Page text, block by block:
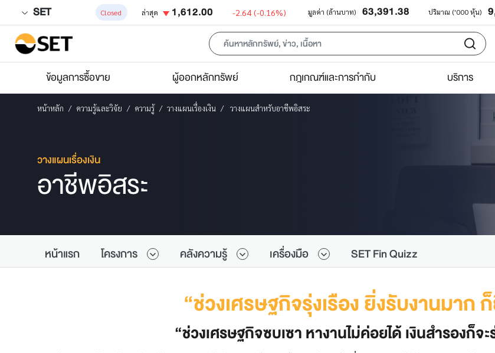
SET Closed ล่าสุด 1,612.00 -2.64 (-0.16%) มูลค่า (ล้านบาท) 63,391.38 ปริมาณ ('000 หุ้น)
ข้อมูลการซื้อขาย ผู้ออกหลักทรัพย์ กฎเกณฑ์และการกำกับ บริการ
หน้าหลัก ความรู้และวิจัย ความรู้ วางแผนเรื่องเงิน วางแผนสำหรับอาชีพอิสระ
วางแผนเรื่องเงิน
อาชีพอิสระ
หน้าแรก โครงการ คลังความรู้ เครื่องมือ SET Fin Quizz
“ช่วงเศรษฐกิจรุ่งเรือง ยิ่งรับงานมาก
“ช่วงเศรษฐกิจซบเซา หางานไม่ค่อยได้ เงินสำรองก็จ